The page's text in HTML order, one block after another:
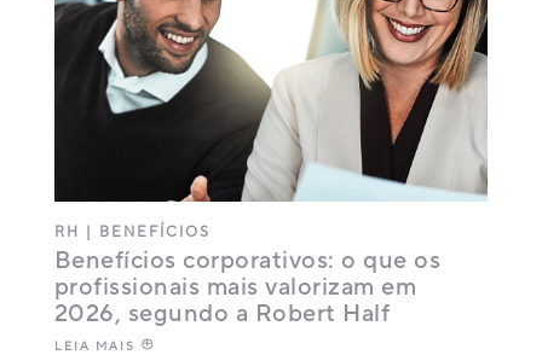
Benefícios corporativos: o que os
profissionais mais valorizam em
2026, segundo a Robert Half
RH BENEFÍCIOS
LEIA MAIS